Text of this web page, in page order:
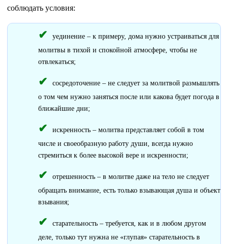
соблюдать условия:
уединение – к примеру, дома нужно устраиваться для
молитвы в тихой и спокойной атмосфере, чтобы не
отвлекаться;
сосредоточение – не следует за молитвой размышлять
о том чем нужно заняться после или какова будет погода в
ближайшие дни;
искренность – молитва представляет собой в том
числе и своеобразную работу души, всегда нужно
стремиться к более высокой вере и искренности;
отрешенность – в молитве даже на тело не следует
обращать внимание, есть только взывающая душа и объект
взывания;
старательность – требуется, как и в любом другом
деле, только тут нужна не «глупая» старательность в